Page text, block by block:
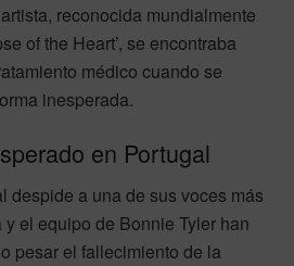
reconocida mundialmente
of the Heart’, se encontraba
médico cuando se
inesperada.
en Portugal
despide a una de sus voces más
el equipo de Bonnie Tyler han
pesar el fallecimiento de la